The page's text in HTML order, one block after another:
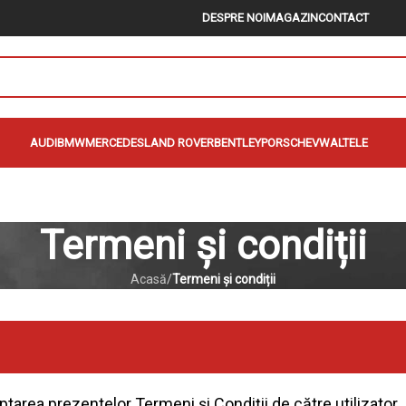
DESPRE NOIMAGAZINCONTACT
AUDIBMWMERCEDESLAND ROVERBENTLEYPORSCHEVWALTELE
Termeni și condiții
Acasă/Termeni și condiții